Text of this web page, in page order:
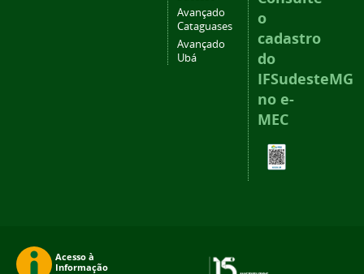
Avançado
Cataguases
Avançado
Ubá
o
cadastro
do
IFSudesteMG
no e-
MEC